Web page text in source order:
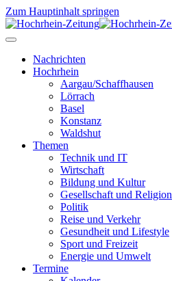
Zum Hauptinhalt springen
Nachrichten
Hochrhein
Aargau/Schaffhausen
Lörrach
Basel
Konstanz
Waldshut
Themen
Technik und IT
Wirtschaft
Bildung und Kultur
Gesellschaft und Religion
Politik
Reise und Verkehr
Gesundheit und Lifestyle
Sport und Freizeit
Energie und Umwelt
Termine